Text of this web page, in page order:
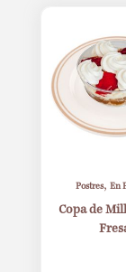
Postres, En
Copa de